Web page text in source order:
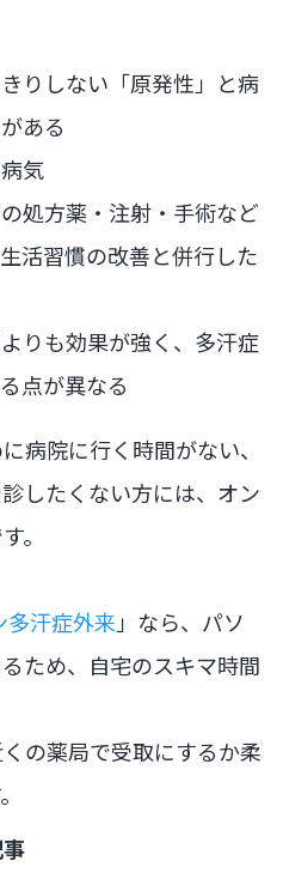
りしない「原発性」と病
ある
気
処方薬・注射・手術など
活習慣の改善と併行した
りも効果が強く、多汗症
点が異なる
病院に行く時間がない、
したくない方には、オン
。
多汗症外来 」なら、パソ
ため、自宅のスキマ時間
の薬局で受取にするか柔